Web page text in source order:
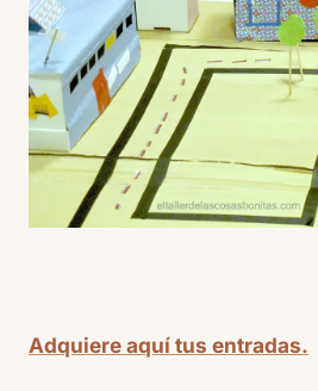
Adquiere aquí tus entradas.